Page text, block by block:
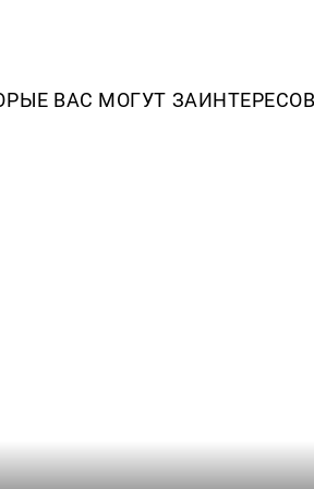
ВАС МОГУТ